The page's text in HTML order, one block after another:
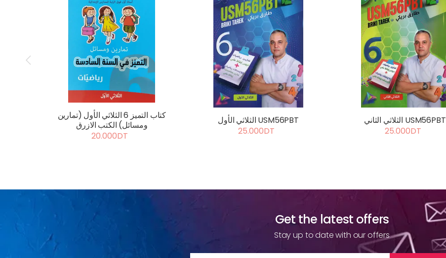
كتاب التميز 6 الثلاثي الأول (تمارين
ومسائل) الكتب الازرق
20.000DT
الثلاثي الأول USM56PBT
25.000DT
الثلاثي الثاني USM56PBT
25.000DT
Get the latest offers
Stay up to date with our offers